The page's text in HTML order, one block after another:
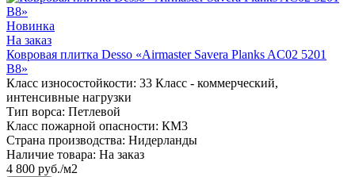
Новинка
На заказ
Ковровая плитка Desso «Airmaster Savera Planks AC02 5201
B8»
Класс износостойкости: 33 Класс - коммерческий,
интенсивные нагрузки
Тип ворса: Петлевой
Класс пожарной опасности: КМ3
Страна производства: Нидерланды
Наличие товара: На заказ
4 800 руб./м2